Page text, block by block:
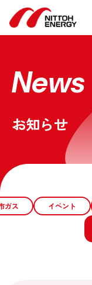
ブランドメッセージ
事業紹介
News
お知らせ
ガス イベント